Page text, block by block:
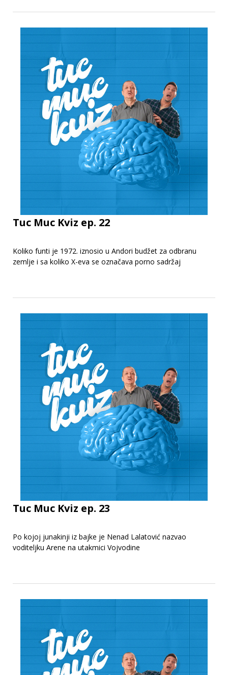
Tuc Muc Kviz ep. 22
Koliko funti je 1972. iznosio u Andori budžet za odbranu
zemlje i sa koliko X-eva se označava porno sadržaj
Tuc Muc Kviz ep. 23
Po kojoj junakinji iz bajke je Nenad Lalatović nazvao
voditeljku Arene na utakmici Vojvodine